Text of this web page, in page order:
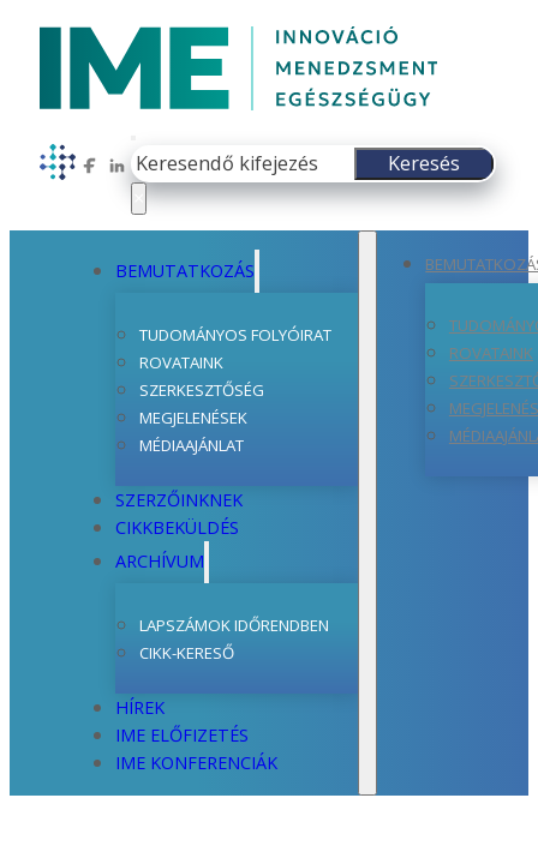
Follow us on Facebook
Follow us on LinkedIn
Keresés
Keresés
BEMUTATKOZÁS
TUDOMÁNYOS FOLYÓIRAT
ROVATAINK
SZERKESZTŐSÉG
MEGJELENÉSEK
MÉDIAAJÁNLAT
SZERZŐINKNEK
CIKKBEKÜLDÉS
ARCHÍVUM
LAPSZÁMOK IDŐRENDBEN
CIKK-KERESŐ
HÍREK
IME ELŐFIZETÉS
IME KONFERENCIÁK
ROVATAINK